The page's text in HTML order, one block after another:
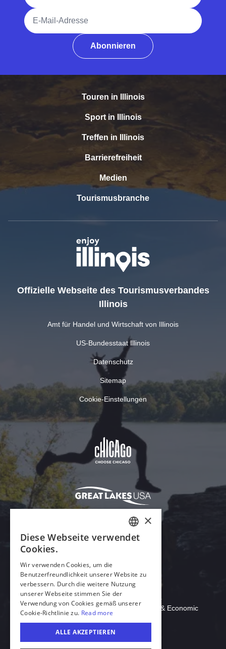
E-Mail-Adresse
Abonnieren
Touren in Illinois
Sport in Illinois
Treffen in Illinois
Barrierefreiheit
Medien
Tourismusbranche
Offizielle Webseite des Tourismusverbandes
Illinois
Amt für Handel und Wirtschaft von Illinois
US-Bundesstaat Illinois
Datenschutz
Sitemap
Cookie-Einstellungen
Acrobat Reader herunterladen
© 2026 Illinois Department of Commerce & Economic